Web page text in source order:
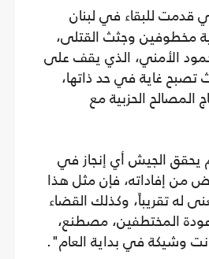
قدمت للبقاء في لبنان
مخطوفين وجثث القتلى،
الأمني، الذي يقف على
تصبح غاية في حد ذاتها،
الحزبية مع
يحقق الجيش أي إنجاز في
من إفاداته، فإن مثل هذا
له تقريباً، وكذلك القضاء
المختطفين، مصطنع،
وشيكة في بداية العام".